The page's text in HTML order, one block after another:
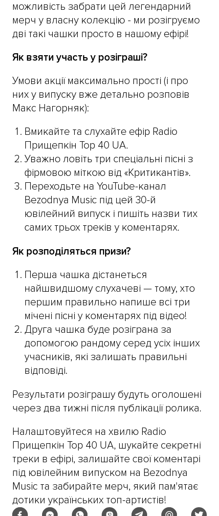
можливість забрати цей легендарний
мерч у власну колекцію - ми розігруємо
дві такі чашки просто в нашому ефірі!
Як взяти участь у розіграші?
Умови акції максимально прості (і про
них у випуску вже детально розповів
Макс Нагорняк):
Вмикайте та слухайте ефір Radio
Прищепкін Top 40 UA.
Уважно ловіть три спеціальні пісні з
фірмовою міткою від «Критикантів».
Переходьте на YouTube-канал
Bezodnya Music під цей 30-й
ювілейний випуск і пишіть назви тих
самих трьох треків у коментарях.
Як розподіляться призи?
Перша чашка дістанеться
найшвидшому слухачеві — тому, хто
першим правильно напише всі три
мічені пісні у коментарях під відео!
Друга чашка буде розіграна за
допомогою рандому серед усіх інших
учасників, які залишать правильні
відповіді.
Результати розіграшу будуть оголошені
через два тижні після публікації ролика.
Налаштовуйтеся на хвилю Radio
Прищепкін Top 40 UA, шукайте секретні
треки в ефірі, залишайте свої коментарі
під ювілейним випуском на Bezodnya
Music та забирайте мерч, який пам'ятає
дотики українських топ-артистів!